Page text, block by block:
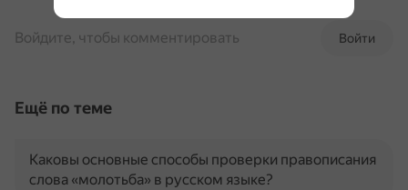
Войти
Войдите, чтобы комментировать
Ещё по теме
Каковы основные способы проверки правописания
слова «молотьба» в русском языке?